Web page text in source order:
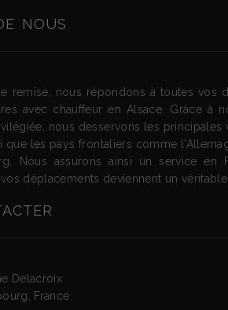
NOUS
remise, nous répondons à toutes vos
avec chauffeur en Alsace. Grâce à
nous desservons les principales
que les pays frontaliers comme
Nous assurons ainsi un service en
vos déplacements deviennent un
Delacroix
, France